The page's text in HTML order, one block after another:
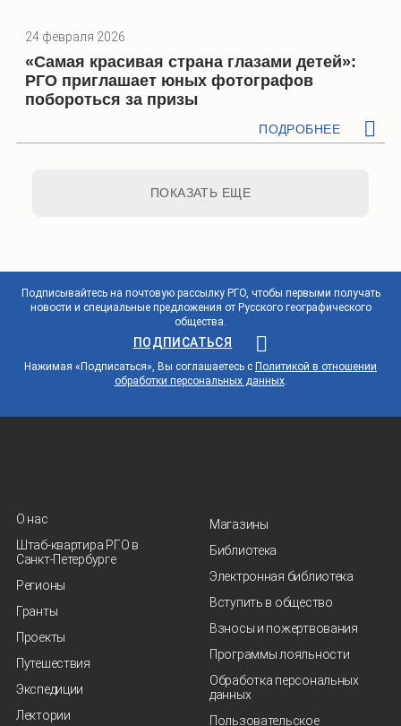
24 февраля 2026
«Самая красивая страна глазами детей»:
РГО приглашает юных фотографов
побороться за призы
ПОДРОБНЕЕ
ПОКАЗАТЬ ЕЩЕ
Подписывайтесь на почтовую рассылку РГО, чтобы первыми получать
новости и специальные предложения от Русского географического
общества.
ПОДПИСАТЬСЯ
Нажимая «Подписаться», Вы соглашаетесь с Политикой в отношении
обработки персональных данных.
О нас
Штаб-квартира РГО в
Санкт‑Петербурге
Регионы
Гранты
Проекты
Путешествия
Экспедиции
Лектории
Магазины
Библиотека
Электронная библиотека
Вступить в общество
Взносы и пожертвования
Программы лояльности
Обработка персональных
данных
Пользовательское